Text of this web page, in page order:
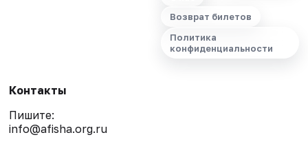
Возврат билетов
Политика
конфиденциальности
Контакты
Пишите:
info@afisha.org.ru